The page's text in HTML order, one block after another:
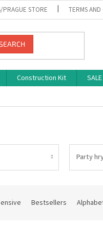
PRAGUE STORE TERMS AND
Construction Kit SALE
Party
Bestsellers